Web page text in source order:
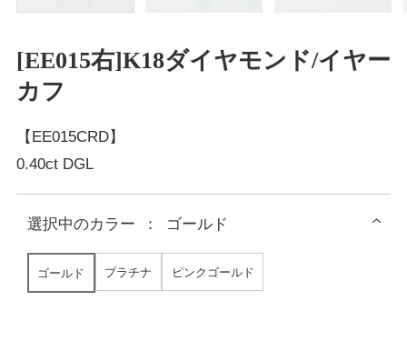
[EE015右]K18ダイヤモンド/イヤー
カフ
【EE015CRD】
0.40ct DGL
選択中のカラー ： ゴールド
ゴールド プラチナ ピンクゴールド